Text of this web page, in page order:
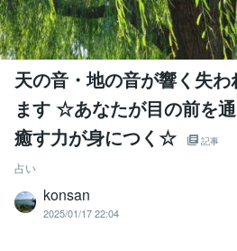
天の音・地の音が響く失わ
ます ☆あなたが目の前を
癒す力が身につく☆
記事
占い
konsan
2025/01/17 22:04